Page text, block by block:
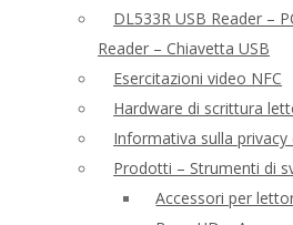
DL533R USB Reader –
Reader – Chiavetta USB
Esercitazioni video NFC
Hardware di scrittura
Informativa sulla
Prodotti – Strumenti di
Accessori per